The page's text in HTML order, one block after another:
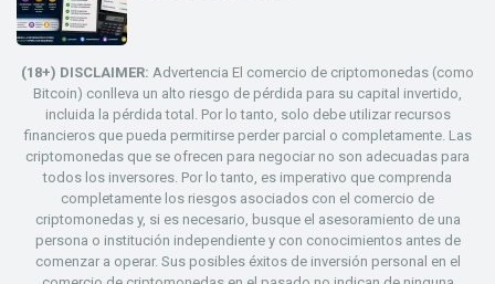
(18+) DISCLAIMER: Advertencia El comercio de criptomonedas (como
Bitcoin) conlleva un alto riesgo de pérdida para su capital invertido,
incluida la pérdida total. Por lo tanto, solo debe utilizar recursos
financieros que pueda permitirse perder parcial o completamente. Las
criptomonedas que se ofrecen para negociar no son adecuadas para
todos los inversores. Por lo tanto, es imperativo que comprenda
completamente los riesgos asociados con el comercio de
criptomonedas y, si es necesario, busque el asesoramiento de una
persona o institución independiente y con conocimientos antes de
comenzar a operar. Sus posibles éxitos de inversión personal en el